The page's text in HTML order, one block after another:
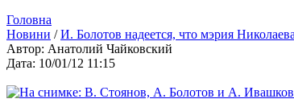
Головна
Новини /И. Болотов надеется, что мэрия
Автор: Анатолий Чайковский
Дата: 10/01/12 11:15